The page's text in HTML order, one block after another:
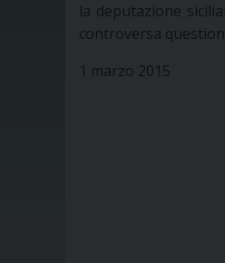
la deputazione
controversa
1 marzo 2015